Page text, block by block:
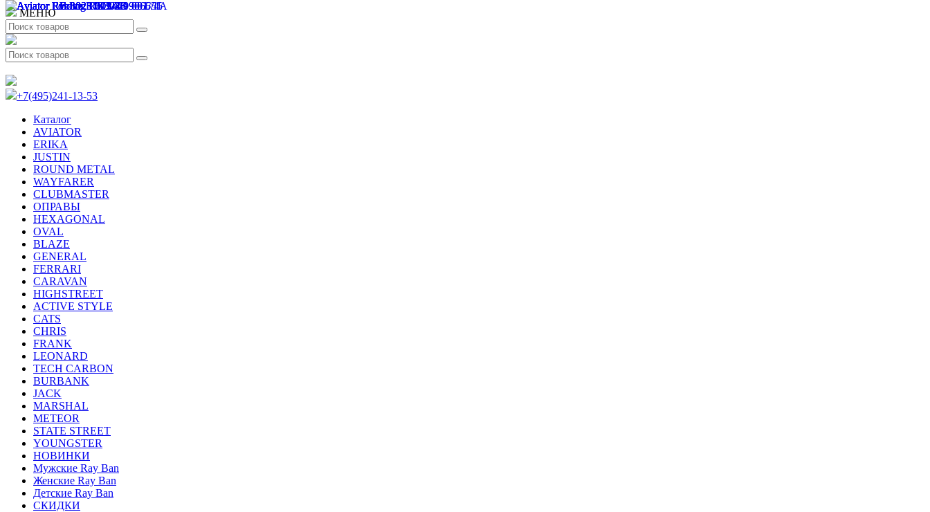
МЕНЮ
+7(495)241-13-53
Каталог
AVIATOR
ERIKA
JUSTIN
ROUND METAL
WAYFARER
CLUBMASTER
ОПРАВЫ
HEXAGONAL
OVAL
BLAZE
GENERAL
FERRARI
CARAVAN
HIGHSTREET
ACTIVE STYLE
CATS
CHRIS
FRANK
LEONARD
TECH CARBON
BURBANK
JACK
MARSHAL
METEOR
STATE STREET
YOUNGSTER
НОВИНКИ
Мужские Ray Ban
Женские Ray Ban
Детские Ray Ban
СКИДКИ